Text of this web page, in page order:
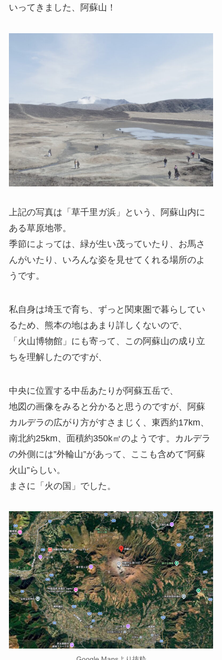
いってきました、阿蘇山！
上記の写真は「草千里ガ浜」という、阿蘇山内に
ある草原地帯。
季節によっては、緑が生い茂っていたり、お馬さ
んがいたり、いろんな姿を見せてくれる場所のよ
うです。
私自身は埼玉で育ち、ずっと関東圏で暮らしてい
るため、熊本の地はあまり詳しくないので、
「火山博物館」にも寄って、この阿蘇山の成り立
ちを理解したのですが、
中央に位置する中岳あたりが阿蘇五岳で、
地図の画像をみると分かると思うのですが、阿蘇
カルデラの広がり方がすさまじく、東西約17km、
南北約25km、面積約350k㎡のようです。カルデラ
の外側には”外輪山”があって、ここも含めて”阿蘇
火山”らしい。
まさに「火の国」でした。